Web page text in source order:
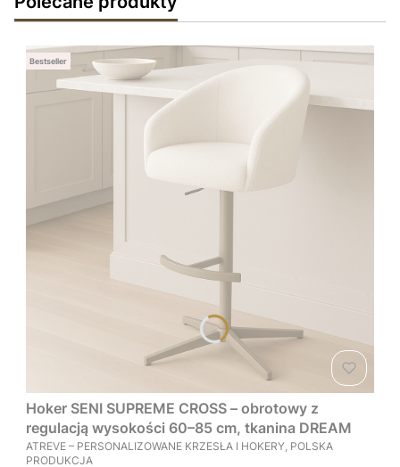
Bestseller
Hoker SENI SUPREME CROSS – obrotowy z
regulacją wysokości 60–85 cm, tkanina DREAM
PRODUCENT
ATREVE – PERSONALIZOWANE KRZESŁA I HOKERY, POLSKA
PRODUKCJA